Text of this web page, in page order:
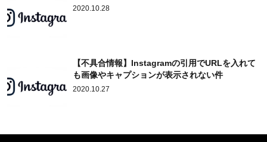
2020.10.28
【不具合情報】Instagramの引用でURLを入れて
も画像やキャプションが表示されない件
2020.10.27